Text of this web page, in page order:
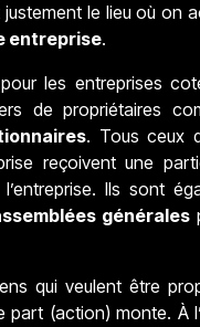
justement le lieu où on
entreprise.
les entreprises
de propriétaires
. Tous ceux
reçoivent une
Ils sont
générales
qui veulent être
part (action) monte. À